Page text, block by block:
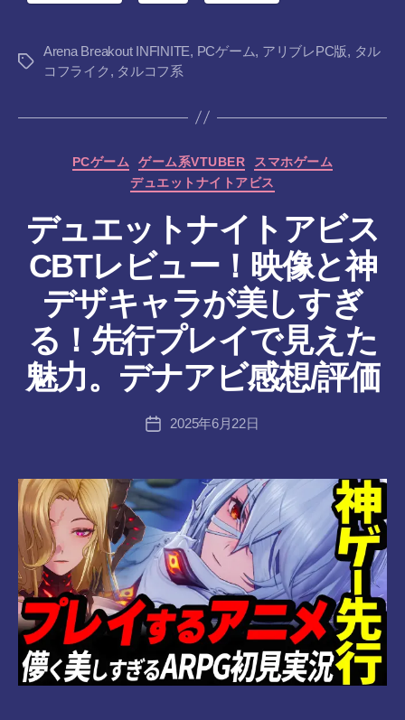
タ
Arena Breakout INFINITE, PCゲーム, アリブレPC版, タル
コフライク , タルコフ系
カ
テ
ゴ
リ
ー
PCゲーム ゲーム系VTUBER
スマホゲーム
デュエットナイトアビス
デュエットナイトアビス
CBTレビュー！映像と神
デザキャラが美しすぎ
る！先行プレイで見えた
魅力。デナアビ感想/評価
投
稿
作
者
:
a
8-
vr
投
2025年6月22日